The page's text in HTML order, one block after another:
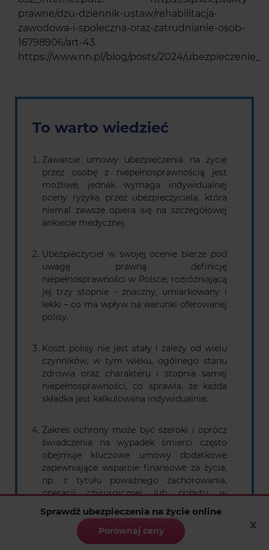
Sprawdź ubezpieczenia na życie online
Porównaj ceny x
prawne/dzu-dziennik-ustaw/rehabilitacja-
zawodowa-i-spoleczna-oraz-zatrudnianie-osob-
16798906/art-43.
https://www.nn.pl/blog/posts/2024/
To warto wiedzieć
Zawarcie umowy ubezpieczenia na życie
przez osobę z niepełnosprawnością jest
możliwe, jednak wymaga indywidualnej
oceny ryzyka przez ubezpieczyciela, która
niemal zawsze opiera się na szczegółowej
ankiecie medycznej.
Ubezpieczyciel w swojej ocenie bierze pod
uwagę prawną definicję
niepełnosprawności w Polsce, rozróżniającą
jej trzy stopnie – znaczny, umiarkowany i
lekki – co ma wpływ na warunki oferowanej
polisy.
Koszt polisy nie jest stały i zależy od wielu
czynników, w tym wieku, ogólnego stanu
zdrowia oraz charakteru i stopnia samej
niepełnosprawności, co sprawia, że każda
składka jest kalkulowana indywidualnie.
Zakres ochrony może być szeroki i oprócz
świadczenia na wypadek śmierci często
obejmuje kluczowe umowy dodatkowe
zapewniające wsparcie finansowe za życia,
np. z tytułu poważnego zachorowania,
operacji chirurgicznej lub pobytu w
szpitalu.
Odpowiednio dobrana polisa stanowi